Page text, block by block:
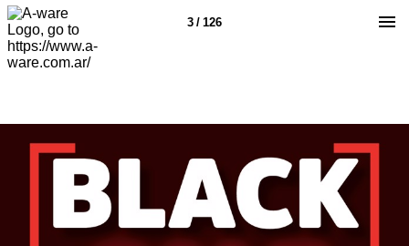
3 / 126